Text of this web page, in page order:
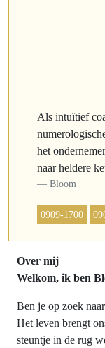
Als intuïtief
het
naar heldere
Bloom
0909-1700
Over mij
Welkom, ik ben
Ben je op zoek
Het leven brengt
steuntje in de rug